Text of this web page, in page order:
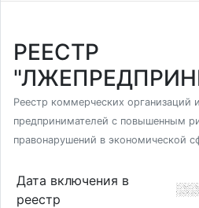
РЕЕСТР
Реестр коммерческих организаций
предпринимателей с повышенным
правонарушений в экономической
Дата включения в
реестр